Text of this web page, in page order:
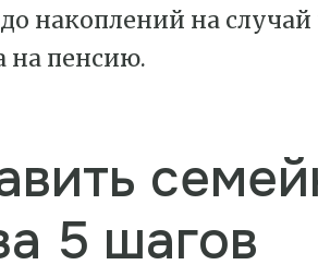
накоплений на
на пенсию.
5 шагов